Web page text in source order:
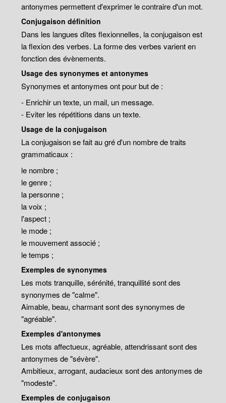
antonymes permettent d'exprimer le contraire d'un mot.
Conjugaison définition
Dans les langues dîtes flexionnelles, la conjugaison est
la flexion des verbes. La forme des verbes varient en
fonction des évènements.
Usage des synonymes et antonymes
Synonymes et antonymes ont pour but de :
- Enrichir un texte, un mail, un message.
- Eviter les répétitions dans un texte.
Usage de la conjugaison
La conjugaison se fait au gré d'un nombre de traits
grammaticaux :
le nombre ;
le genre ;
la personne ;
la voix ;
l'aspect ;
le mode ;
le mouvement associé ;
le temps ;
Exemples de synonymes
Les mots tranquille, sérénité, tranquillité sont des
synonymes de "calme".
Aimable, beau, charmant sont des synonymes de
"agréable".
Exemples d'antonymes
Les mots affectueux, agréable, attendrissant sont des
antonymes de "sévère".
Ambitieux, arrogant, audacieux sont des antonymes de
"modeste".
Exemples de conjugaison